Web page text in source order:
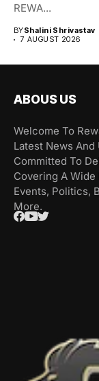
REWA...
BYShalini Shrivastav
7 AUGUST 2026
ABOUS US
Welcome To
Latest News And
Committed To
Covering A
Events, Politics,
More.